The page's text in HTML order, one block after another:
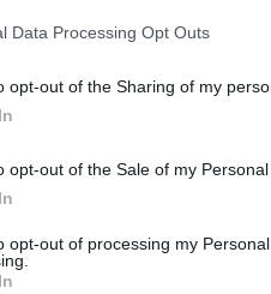
Data Processing Opt Outs
opt-out of the Sharing of my
opt-out of the Sale of my Personal
opt-out of processing my
Forum 2026Átalakulóban a
meg a körülmények és a
környezetben? Ez lesz a
portfolio.hu hírarchívumához